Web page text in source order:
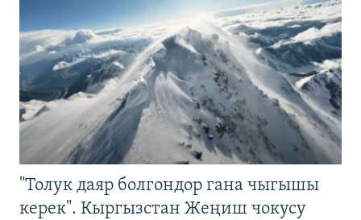
"Толук даяр болгондор гана чыгышы
керек". Кыргызстан Жеңиш чокусу